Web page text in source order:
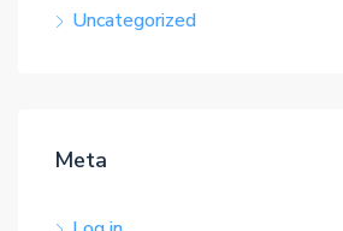
Uncategorized
Meta